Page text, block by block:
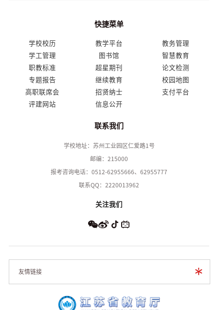
快捷菜单
学校校历 教学平台
教务管理
学工管理
图书馆
智慧教育
职教标准
超星期刊
论文检测
专题报告
继续教育
校园地图
高职联席会
招贤纳士
支付平台
评建网站
信息公开
联系我们
学校地址：苏州工业园区仁爱路1号
邮编：215000
报考咨询电话：0512-62955666、62955777
联系QQ：2220013962
关注我们
友情链接